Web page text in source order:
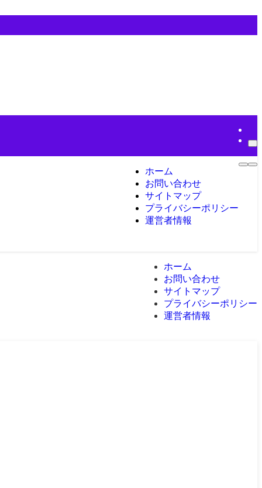
ホーム
お問い合わせ
サイトマップ
プライバシーポリシー
運営者情報
ホーム
お問い合わせ
サイトマップ
プライバシーポリシー
運営者情報